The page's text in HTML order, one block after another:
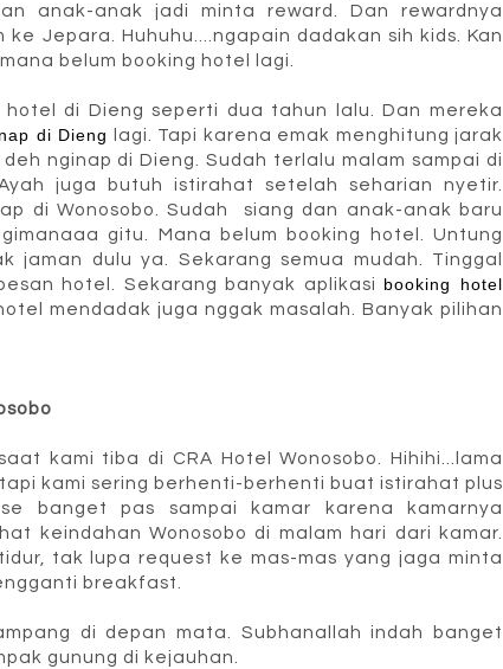
anak-anak jadi minta reward. Dan rewardnya
Jepara. Huhuhu....ngapain dadakan sih kids. Kan
belum booking hotel lagi.
di Dieng seperti dua tahun lalu. Dan mereka
di Dieng
lagi. Tapi karena emak menghitung jarak
nginap di Dieng. Sudah terlalu malam sampai di
juga butuh istirahat setelah seharian nyetir.
di Wonosobo. Sudah siang dan anak-anak baru
gitu. Mana belum booking hotel. Untung
jaman dulu ya. Sekarang semua mudah. Tinggal
hotel. Sekarang banyak aplikasi booking hotel
mendadak juga nggak masalah. Banyak pilihan
kami tiba di CRA Hotel Wonosobo. Hihihi...lama
kami sering berhenti-berhenti buat istirahat plus
banget pas sampai kamar karena kamarnya
keindahan Wonosobo di malam hari dari kamar.
tak lupa request ke mas-mas yang jaga minta
breakfast.
di depan mata. Subhanallah indah banget
gunung di kejauhan.